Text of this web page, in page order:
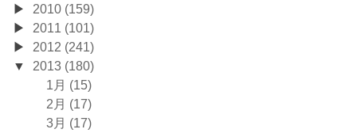
2010 (159)
2011 (101)
2012 (241)
2013 (180)
1月 (15)
2月 (17)
3月 (17)